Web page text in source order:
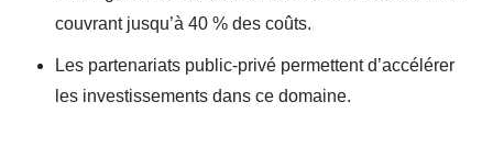
couvrant jusqu’à 40 % des coûts.
Les partenariats public-privé permettent d’accélérer
les investissements dans ce domaine.